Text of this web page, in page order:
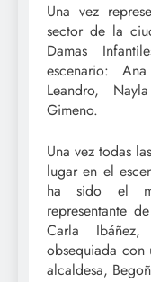
Una vez
sector de la
Damas
escenario:
Leandro,
Gimeno.
Una vez todas
lugar en el
ha sido el
representante
Carla
obsequiada
alcaldesa,